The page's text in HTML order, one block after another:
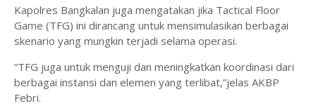
Kapolres Bangkalan juga mengatakan jika Tactical Floor
Game (TFG) ini dirancang untuk mensimulasikan berbagai
skenario yang mungkin terjadi selama operasi.
“TFG juga untuk menguji dan meningkatkan koordinasi dari
berbagai instansi dan elemen yang terlibat,”jelas AKBP
Febri.